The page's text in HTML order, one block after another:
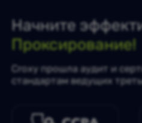
Начните
Проксирование!
Croxy прошла аудит и
стандартам ведущих